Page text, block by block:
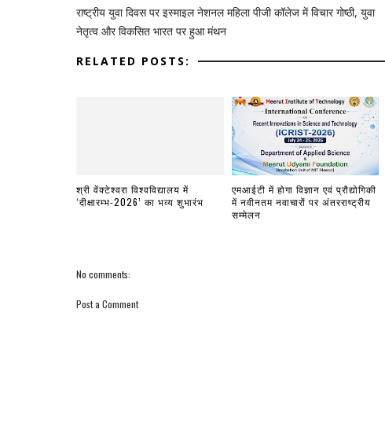
राष्ट्रीय युवा दिवस पर इस्माइल नेशनल महिला पीजी कॉलेज में विचार गोष्ठी, युवा
नेतृत्व और विकसित भारत पर हुआ मंथन
RELATED POSTS:
श्री वेंक्टेश्वरा विश्वविद्यालय में
‘दीक्षारम्भ-2026’ का भव्य शुभारंभ
एमआईटी में होगा विज्ञान एवं प्रौद्योगिकी
में नवीनतम नवाचारों पर अंतरराष्ट्रीय
सम्मेलन
No comments:
Post a Comment